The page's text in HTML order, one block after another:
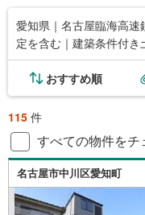
愛知県｜名古屋臨海高
定を含む｜建築条件付
を含む｜床下収納
おすすめ順
115 件
すべての物件をチ
名古屋市中川区愛知町